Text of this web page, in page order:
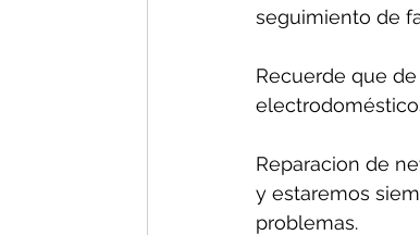
seguimiento de
Recuerde que
Reparacion de
y estaremos
problemas.